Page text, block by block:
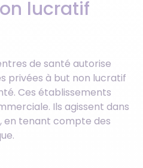
lucratif
de santé autorise
privées à but non lucratif
Ces établissements
Ils agissent dans
en tenant compte des